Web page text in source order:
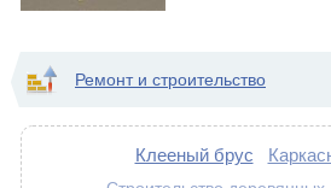
Ремонт и строительство
Клееный брус